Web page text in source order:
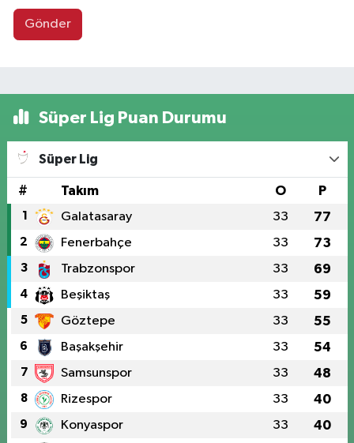
Gönder
Süper Lig Puan Durumu
Süper Lig
# Takım O P
1 Galatasaray 33 77
2 Fenerbahçe 33 73
3 Trabzonspor 33 69
4 Beşiktaş 33 59
5 Göztepe 33 55
6 Başakşehir 33 54
7 Samsunspor 33 48
8 Rizespor 33 40
9 Konyaspor 33 40